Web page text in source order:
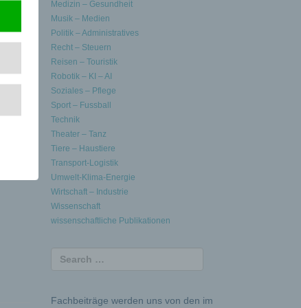
Medizin – Gesundheit
Musik – Medien
Politik – Administratives
Recht – Steuern
Reisen – Touristik
Robotik – KI – AI
Soziales – Pflege
Sport – Fussball
Technik
Theater – Tanz
Tiere – Haustiere
Transport-Logistik
Umwelt-Klima-Energie
Wirtschaft – Industrie
Wissenschaft
wissenschaftliche Publikationen
Fachbeiträge werden uns von den im